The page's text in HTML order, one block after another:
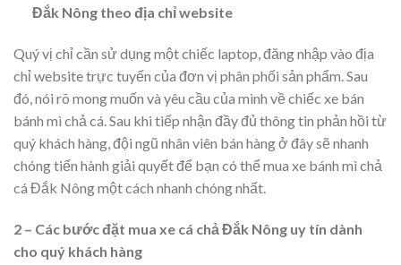
Đắk Nông theo địa chỉ website
Quý vị chỉ cần sử dụng một chiếc laptop, đăng nhập vào địa
chỉ website trực tuyến của đơn vị phân phối sản phẩm. Sau
đó, nói rõ mong muốn và yêu cầu của mình về chiếc xe bán
bánh mì chả cá. Sau khi tiếp nhận đầy đủ thông tin phản hồi từ
quý khách hàng, đội ngũ nhân viên bán hàng ở đây sẽ nhanh
chóng tiến hành giải quyết để bạn có thể mua xe bánh mì chả
cá Đắk Nông một cách nhanh chóng nhất.
2 – Các bước đặt mua xe cá chả Đắk Nông uy tín dành
cho quý khách hàng